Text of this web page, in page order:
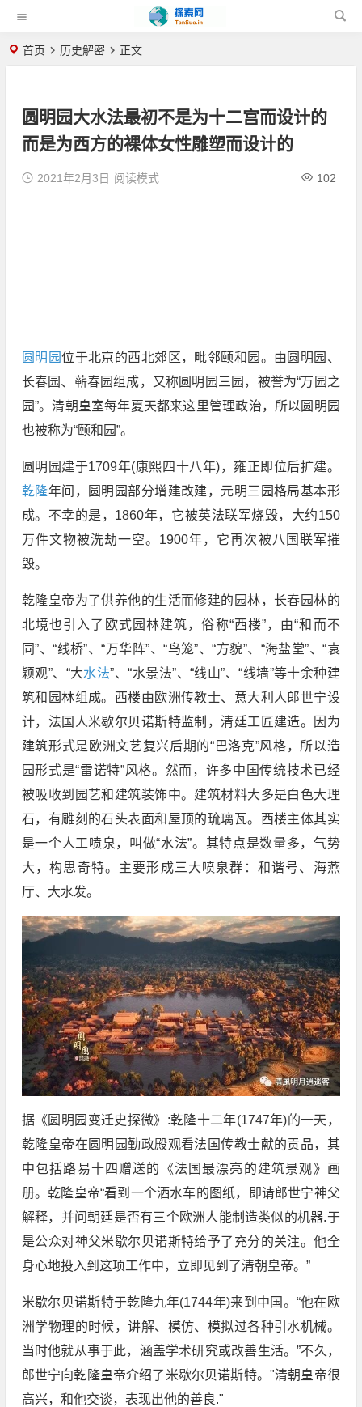
首页 历史解密 正文
圆明园大水法最初不是为十二宫而设计的
而是为西方的裸体女性雕塑而设计的
2021年2月3日 102
阅读模式
圆明园位于北京的西北郊区，毗邻颐和园。由圆明园、
长春园、蕲春园组成，又称圆明园三园，被誉为“万园之
园”。清朝皇室每年夏天都来这里管理政治，所以圆明园
也被称为“颐和园”。
圆明园建于1709年(康熙四十八年)，雍正即位后扩建。
乾隆年间，圆明园部分增建改建，元明三园格局基本形
成。不幸的是，1860年，它被英法联军烧毁，大约150
万件文物被洗劫一空。1900年，它再次被八国联军摧
毁。
乾隆皇帝为了供养他的生活而修建的园林，长春园林的
北境也引入了欧式园林建筑，俗称“西楼”，由“和而不
同”、“线桥”、“万华阵”、“鸟笼”、“方貌”、“海盐堂”、“袁
颖观”、“大水法”、“水景法”、“线山”、“线墙”等十余种建
筑和园林组成。西楼由欧洲传教士、意大利人郎世宁设
计，法国人米歇尔贝诺斯特监制，清廷工匠建造。因为
建筑形式是欧洲文艺复兴后期的“巴洛克”风格，所以造
园形式是“雷诺特”风格。然而，许多中国传统技术已经
被吸收到园艺和建筑装饰中。建筑材料大多是白色大理
石，有雕刻的石头表面和屋顶的琉璃瓦。西楼主体其实
是一个人工喷泉，叫做“水法”。其特点是数量多，气势
大，构思奇特。主要形成三大喷泉群：和谐号、海燕
厅、大水发。
据《圆明园变迁史探微》:乾隆十二年(1747年)的一天，
乾隆皇帝在圆明园勤政殿观看法国传教士献的贡品，其
中包括路易十四赠送的《法国最漂亮的建筑景观》画
册。乾隆皇帝“看到一个洒水车的图纸，即请郎世宁神父
解释，并问朝廷是否有三个欧洲人能制造类似的机器.于
是公众对神父米歇尔贝诺斯特给予了充分的关注。他全
身心地投入到这项工作中，立即见到了清朝皇帝。”
米歇尔贝诺斯特于乾隆九年(1744年)来到中国。“他在欧
洲学物理的时候，讲解、模仿、模拟过各种引水机械。
当时他就从事于此，涵盖学术研究或改善生活。”不久，
郎世宁向乾隆皇帝介绍了米歇尔贝诺斯特。"清朝皇帝很
高兴，和他交谈，表现出他的善良."